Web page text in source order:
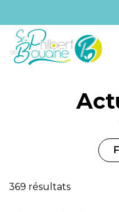
Aller
Aller
contenu
Aller
pied
369 résultats